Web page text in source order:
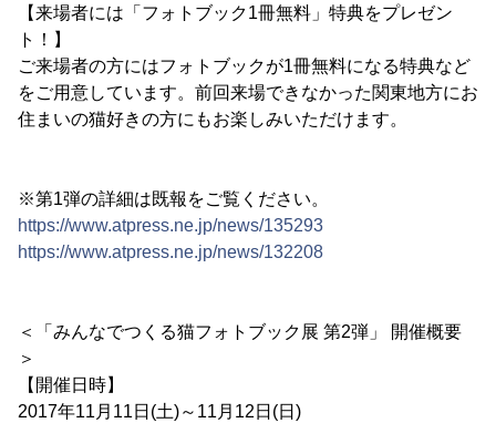
【来場者には「フォトブック1冊無料」特典をプレゼン
ト！】
ご来場者の方にはフォトブックが1冊無料になる特典など
をご用意しています。前回来場できなかった関東地方にお
住まいの猫好きの方にもお楽しみいただけます。
※第1弾の詳細は既報をご覧ください。
https://www.atpress.ne.jp/news/135293
https://www.atpress.ne.jp/news/132208
＜「みんなでつくる猫フォトブック展 第2弾」 開催概要
＞
【開催日時】
2017年11月11日(土)～11月12日(日)